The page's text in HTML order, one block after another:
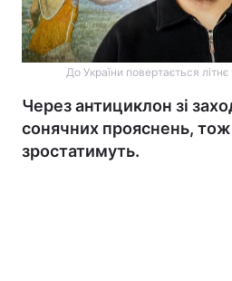
До України повертається
Через антициклон зі
сонячних прояснень,
зростатимуть.